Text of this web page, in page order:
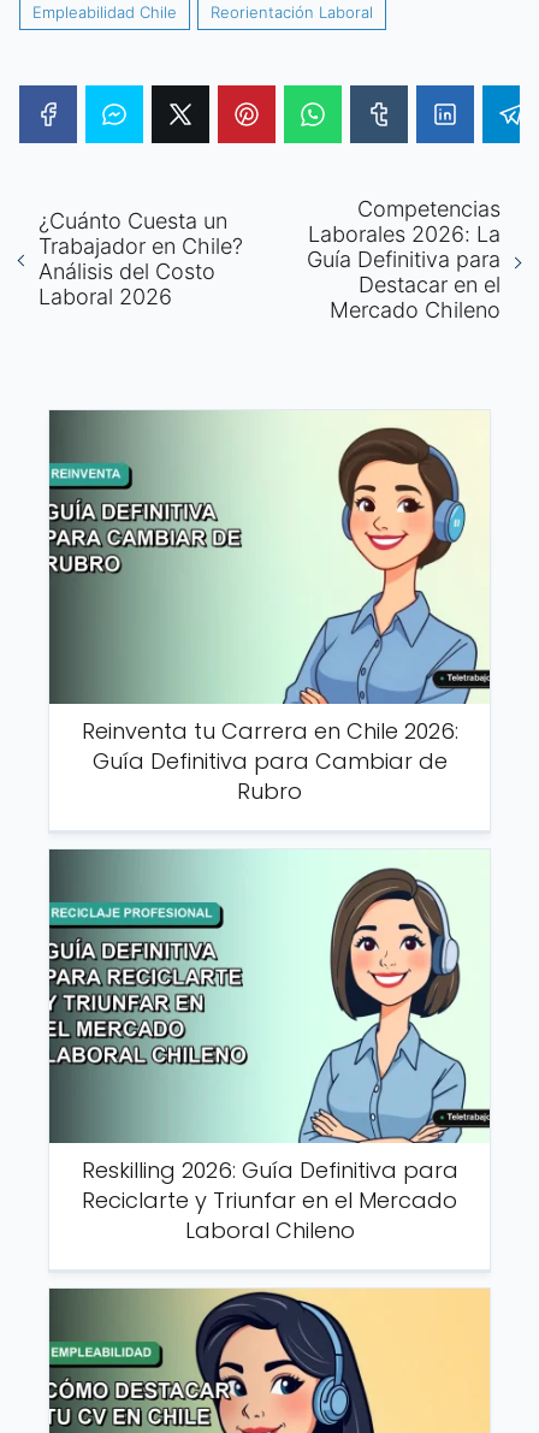
Empleabilidad Chile Reorientación Laboral
¿Cuánto Cuesta un
Trabajador en Chile?
Análisis del Costo
Laboral 2026
Competencias
Laborales 2026: La
Guía Definitiva para
Destacar en el
Mercado Chileno
Reinventa tu Carrera en Chile 2026:
Guía Definitiva para Cambiar de
Rubro
Reskilling 2026: Guía Definitiva para
Reciclarte y Triunfar en el Mercado
Laboral Chileno